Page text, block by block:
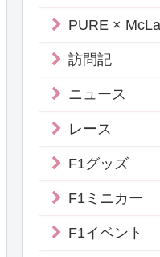
PURE ×
訪問記
ニュース
レース
F1グッズ
F1ミニカー
F1イベント